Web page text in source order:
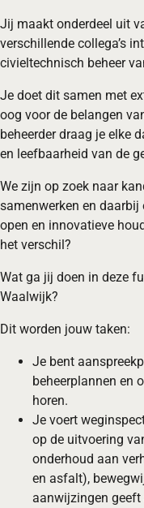
Jij maakt onderdeel uit
verschillende collega’s
civieltechnisch beheer
Je doet dit samen met
oog voor de belangen
beheerder draag je elke
en leefbaarheid van de
We zijn op zoek naar
samenwerken en
open en innovatieve
het verschil?
Wat ga jij doen in deze
Waalwijk?
Dit worden jouw taken:
Je bent
beheerplannen en
horen.
Je voert
op de uitvoering
onderhoud aan
en asfalt),
aanwijzingen geeft